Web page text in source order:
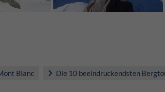
Blanc
Die 10 beeindruckendsten